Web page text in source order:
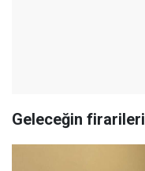
Geleceğin firarileri